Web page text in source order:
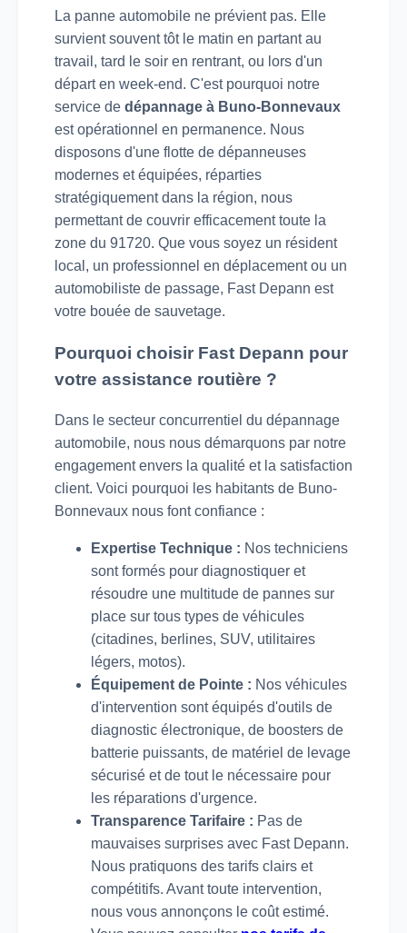
La panne automobile ne prévient pas. Elle
survient souvent tôt le matin en partant au
travail, tard le soir en rentrant, ou lors d'un
départ en week-end. C'est pourquoi notre
service de dépannage à Buno-Bonnevaux
est opérationnel en permanence. Nous
disposons d'une flotte de dépanneuses
modernes et équipées, réparties
stratégiquement dans la région, nous
permettant de couvrir efficacement toute la
zone du 91720. Que vous soyez un résident
local, un professionnel en déplacement ou un
automobiliste de passage, Fast Depann est
votre bouée de sauvetage.
Pourquoi choisir Fast Depann pour
votre assistance routière ?
Dans le secteur concurrentiel du dépannage
automobile, nous nous démarquons par notre
engagement envers la qualité et la satisfaction
client. Voici pourquoi les habitants de Buno-
Bonnevaux nous font confiance :
Expertise Technique : Nos techniciens
sont formés pour diagnostiquer et
résoudre une multitude de pannes sur
place sur tous types de véhicules
(citadines, berlines, SUV, utilitaires
légers, motos).
Équipement de Pointe : Nos véhicules
d'intervention sont équipés d'outils de
diagnostic électronique, de boosters de
batterie puissants, de matériel de levage
sécurisé et de tout le nécessaire pour
les réparations d'urgence.
Transparence Tarifaire : Pas de
mauvaises surprises avec Fast Depann.
Nous pratiquons des tarifs clairs et
compétitifs. Avant toute intervention,
nous vous annonçons le coût estimé.